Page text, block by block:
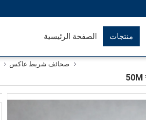
الصفحة الرئيسية منتجات
صحائف شريط عاكس